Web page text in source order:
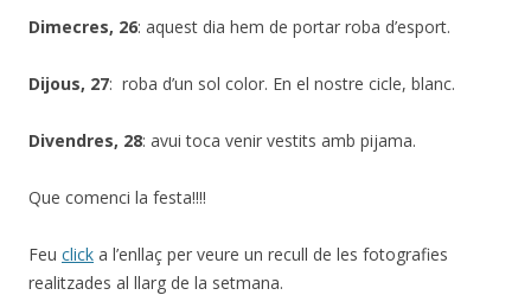
Dimecres, 26: aquest dia hem de portar roba d’esport.
Dijous, 27: roba d’un sol color. En el nostre cicle, blanc.
Divendres, 28: avui toca venir vestits amb pijama.
Que comenci la festa!!!!
Feu click a l’enllaç per veure un recull de les fotografies
realitzades al llarg de la setmana.